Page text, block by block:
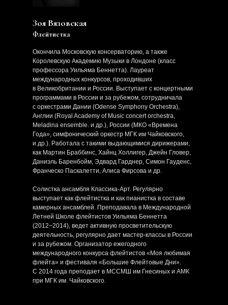
Окончила Московскую консерваторию, а также
Королевскую Академию Музыки в Лондоне (класс
профессора Уильяма Беннетта). Лауреат
международных конкурсов, проходивших
в Великобритании и России. Выступает с концертными
программами в России и за рубежом, сотрудничала
с оркестрами Дании (Odense Symphony Orchestra),
Англии (Royal Academy of Music concert orchestra,
Meladina ensemble. и др.), России (МКО «Времена
Года», симфонический оркестр МГК им Чайковского,
и др.). Работала с такими выдающимися дирижерами,
как Мартин Браббинс, Хайнц Холлигер, Джейн Гловер,
Даниэль Баренбойм, Эдвард Гарднер, Симон Гауденс,
Франческо Паскалетти, Алиса Фирсова и др.
Солистка ансамбля Классика-Арт. Регулярно
выступает как флейтистка и как пианистка в составе
камерных ансамблей. Преподавала в Международной
Летней Школе флейтистов Уильяма Беннетта
(2012−2014), ведет активную просветительскую
деятельность, регулярно дает мастер-классы в России
и за рубежом. Организатор ежегодного
международного конкурса флейтистов «Моя любимая
флейта» и фестиваля «Большие Флейтовые Дни».
С 2014 года преподает в МССМШ им Гнесиных и АМК
при МГК им. Чайковского.
Зоя Вязовская
Флейтистка